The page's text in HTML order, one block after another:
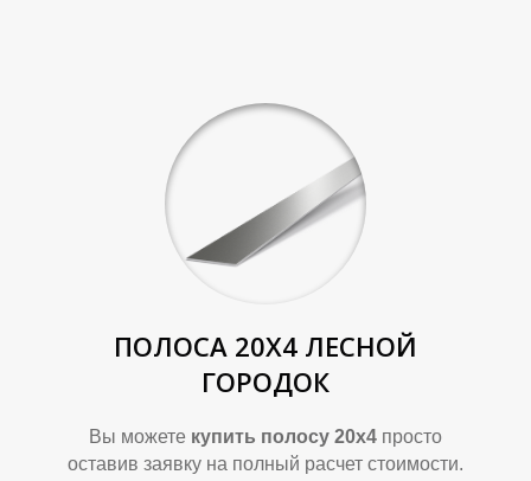
О
ПОЛОСА 20Х4 ЛЕСНОЙ
ГОРОДОК
Вы можете купить полосу 20х4 просто
оставив заявку на полный расчет стоимости.
О